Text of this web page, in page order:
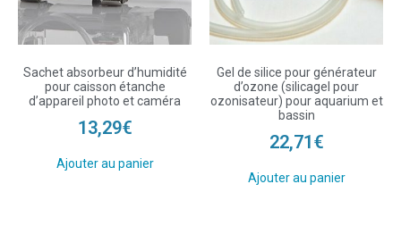
Sachet absorbeur d’humidité
pour caisson étanche
d’appareil photo et caméra
13,29€
Ajouter au panier
Gel de silice pour générateur
d’ozone (silicagel pour
ozonisateur) pour aquarium et
bassin
22,71€
Ajouter au panier